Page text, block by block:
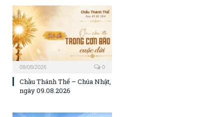
08/08/2026 0
Chầu Thánh Thể – Chúa Nhật,
ngày 09.08.2026